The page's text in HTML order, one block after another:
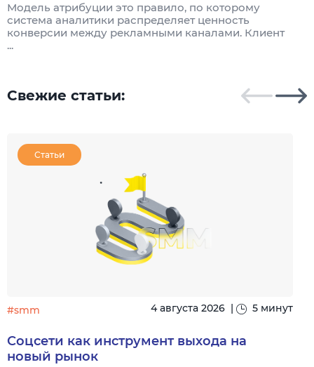
Модель атрибуции это правило, по которому
система аналитики распределяет ценность
конверсии между рекламными каналами. Клиент
...
Свежие статьи:
Статьи
#smm 4 августа 2026 | 5 минут
Соцсети как инструмент выхода на
новый рынок